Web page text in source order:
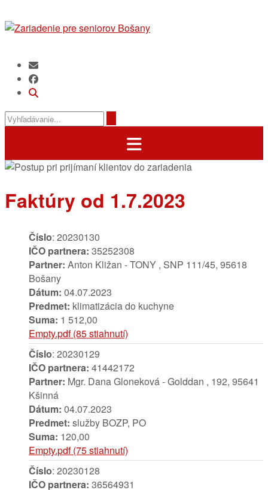
na
Faktúry od 1.7.2023
Číslo: 20230130
IČO partnera: 35252308
Partner: Anton Kližan - TONY , SNP 111/45, 95618
Bošany
Dátum: 04.07.2023
Predmet: klimatizácia do kuchyne
Suma: 1 512,00
Empty.pdf (85 stiahnutí)
Číslo: 20230129
IČO partnera: 41442172
Partner: Mgr. Dana Gloneková - Golddan , 192, 95641
Kšinná
Dátum: 04.07.2023
Predmet: služby BOZP, PO
Suma: 120,00
Empty.pdf (75 stiahnutí)
Číslo: 20230128
IČO partnera: 36564931